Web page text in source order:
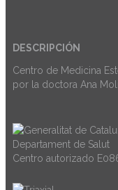
DESCRIPCIÓN
Centro de Medicina
por la doctora Ana
Centro autorizado